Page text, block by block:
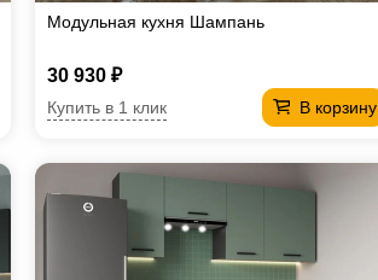
Модульная кухня Шампань
30 930 ₽
В корзину
Купить в 1 клик